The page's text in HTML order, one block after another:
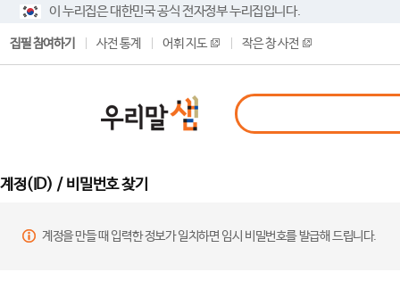
이 누리집은 대한민국 공식 전자정부 누리집입니다.
집필 참여하기 사전 통계 어휘 지도 작은 창 사전
계정(ID) / 비밀번호 찾기
계정을 만들 때 입력한 정보가 일치하면 임시 비밀번호를 발급해 드립니다.